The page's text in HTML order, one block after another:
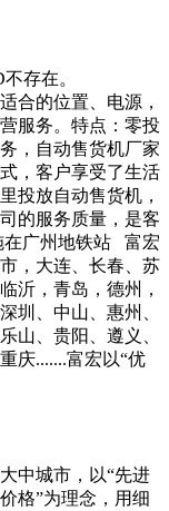
存在。
合的位置、电源，
服务。特点：零投
，自动售货机厂家
，客户享受了生活
投放自动售货机，
的服务质量，是客
在广州地铁站 富宏
，大连、长春、苏
沂，青岛，德州，
圳、中山、惠州、
山、贵阳、遵义、
庆.......富宏以“优
中城市，以“先进
格”为理念，用细